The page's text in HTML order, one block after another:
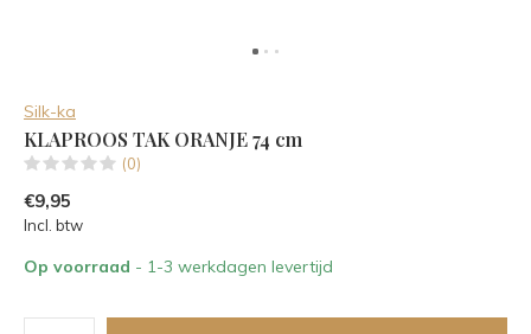
Silk-ka
KLAPROOS TAK ORANJE 74 cm
(0)
€9,95
Incl. btw
Op voorraad - 1-3 werkdagen levertijd